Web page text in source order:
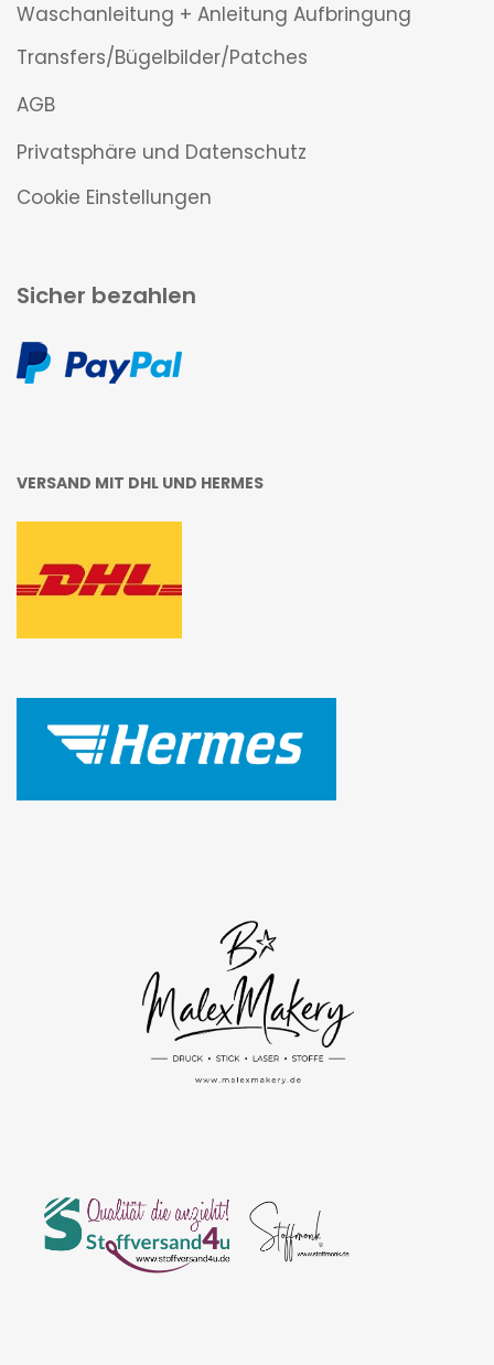
Waschanleitung + Anleitung Aufbringung
Transfers/Bügelbilder/Patches
AGB
Privatsphäre und Datenschutz
Cookie Einstellungen
Sicher bezahlen
VERSAND MIT DHL UND HERMES